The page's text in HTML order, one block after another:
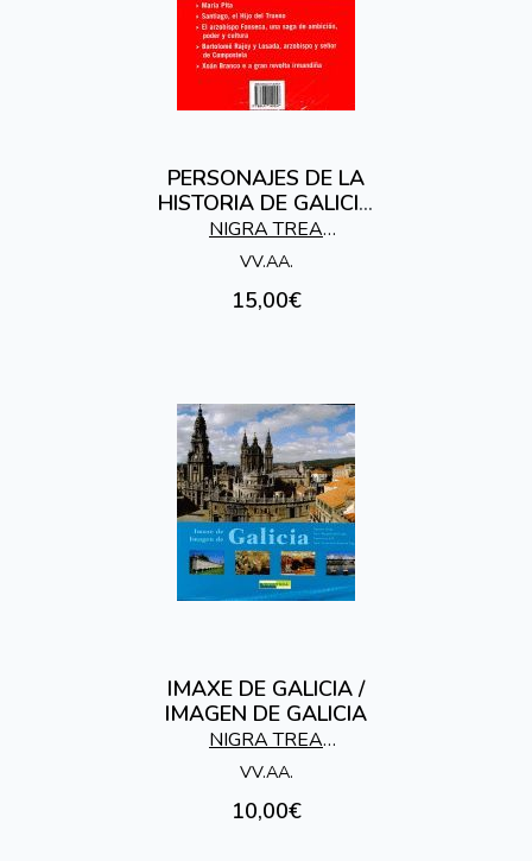
PERSONAJES DE LA
HISTORIA DE GALICIA
(5 VOL.ILUSTRADOS
)
NIGRA TREA
EDICIONES
VV.AA.
15,00€
IMAXE DE GALICIA /
IMAGEN DE GALICIA
NIGRA TREA
EDICIONES
VV.AA.
10,00€